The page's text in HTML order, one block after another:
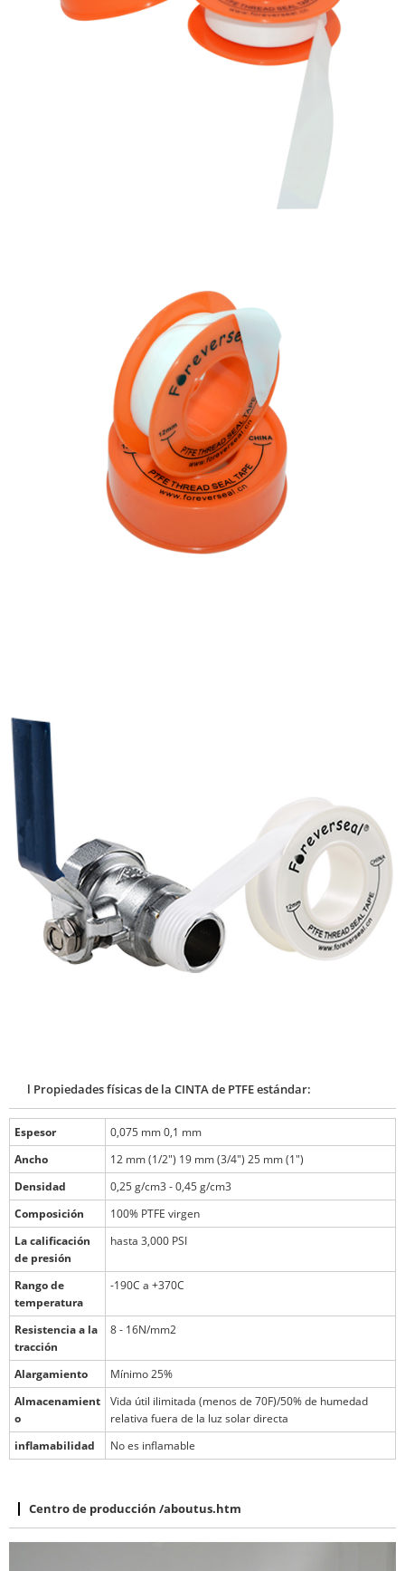
l Propiedades físicas de la CINTA de PTFE estándar:
Espesor
0,075 mm 0,1 mm
Ancho
12 mm (1/2") 19 mm (3/4") 25 mm (1")
Densidad
0,25 g/cm3 - 0,45 g/cm3
Composición
100% PTFE virgen
La calificación
de presión
hasta 3,000 PSI
Rango de
temperatura
-190C a +370C
Resistencia a la
tracción
8 - 16N/mm2
Alargamiento
Mínimo 25%
Almacenamient
o
Vida útil ilimitada (menos de 70F)/50% de humedad
relativa fuera de la luz solar directa
inflamabilidad
No es inflamable
Centro de producción /aboutus.htm